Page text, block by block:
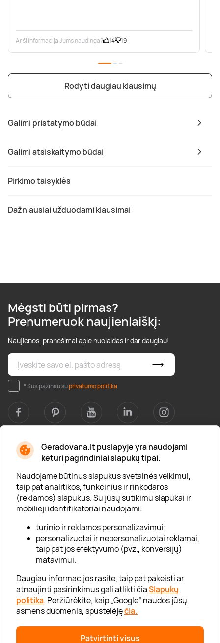
Geradovana.lt puslapyje yra naudojami
keturi pagrindiniai slapukų tipai.
Naudojame būtinus slapukus svetainės veikimui,
taip pat analitikos, funkcinius ir rinkodaros
(reklamos) slapukus. Su jūsų sutikimu slapukai ir
mobilieji identifikatoriai naudojami:
turinio ir reklamos personalizavimui;
personalizuotai ir nepersonalizuotai reklamai,
taip pat jos efektyvumo (pvz., konversijų)
matavimui.
Daugiau informacijos rasite, taip pat pakeisti ar
atnaujinti pasirinkimus gali atlikti čiaSlapukų
politika. Peržiūrėkite, kaip „Google“ naudos jūsų
asmens duomenis, spustelėjęčia.
Patvirtinti visus
Galimi pristatymo būdai
Galimi atsiskaitymo būdai
Pirkimo taisyklės
Dažniausiai užduodami klausimai
Ar ši informacija Jums naudinga? 14 19
Rodyti daugiau klausimų
Mėgsti būti pirmas?
Prenumeruok naujienlaiškį:
Naujienos, pranešimai apie nuolaidas ir dar daugiau!
* Susipažinau suprivatumo politika
Apie mus
Apie „Gera Dovana“
Lojalumo klubas
Karjera
Visi partneriai
Kontaktai
Tinklaraštis
Informacija